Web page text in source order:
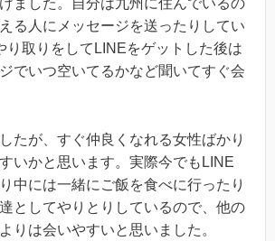
ました。自分は九州に住んでいるの
る人にメッセージを送ったりしてい
り取りをしてLINEをゲットした後は
でいつ空いてるかなど聞いてすぐ会
たが、すぐ仲良くなれる女性ばかり
いかと思います。実際今でもLINE
中には一緒にご飯を食べに行ったり
としてやりとりしているので、他の
りは会いやすいと思いました。